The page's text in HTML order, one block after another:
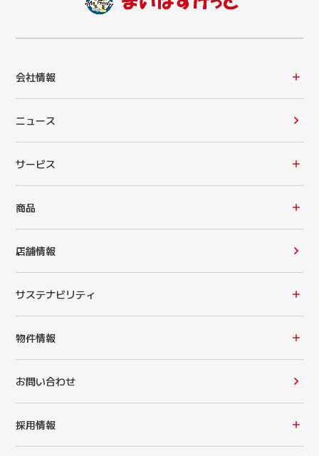
会社情報
ニュース
サービス
商品
店舗情報
サステナビリティ
物件情報
お問い合わせ
採用情報